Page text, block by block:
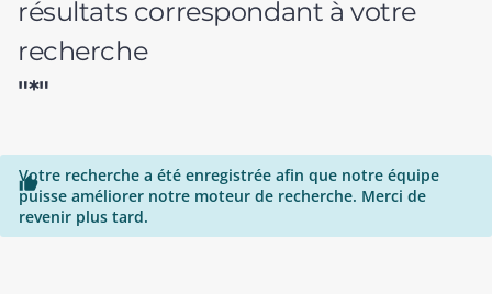
résultats correspondant à votre
recherche
"*"

Votre recherche a été enregistrée afin que notre équipe
puisse améliorer notre moteur de recherche. Merci de
revenir plus tard.